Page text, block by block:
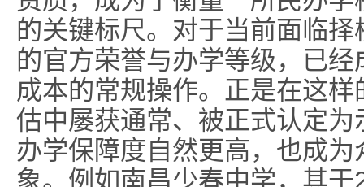
的关键标尺。对于当前面临
的官方荣誉与办学等级，已
成本的常规操作。正是在这
估中屡获通常、被正式认定
办学保障度自然更高，也成
象。例如南昌少春中学，其